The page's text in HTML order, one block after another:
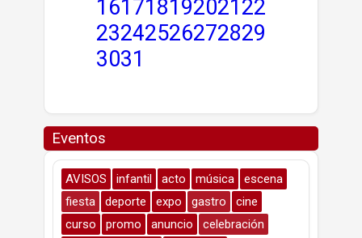
16171819202122
23242526272829
3031
Eventos
AVISOS infantil acto música
escena
fiesta
deporte expo gastro
cine
curso
promo anuncio
celebración